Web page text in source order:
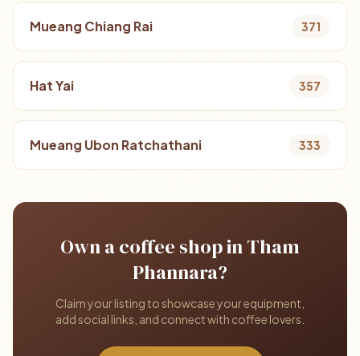
Mueang Chiang Rai 371
Hat Yai 357
Mueang Ubon Ratchathani 333
Own a coffee shop in Tham
Phannara?
Claim your listing to showcase your equipment,
add social links, and connect with coffee lovers.